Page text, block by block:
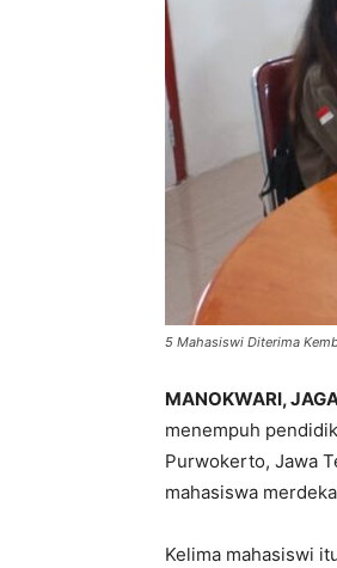
5 Mahasiswi Diterima
MANOKWARI,
menempuh
Purwokerto, Jawa
mahasiswa
Kelima mahasiswi